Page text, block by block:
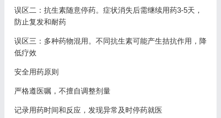
误区二：抗生素随意停药。症状消失后需继续用药3-5天，
防止复发和耐药
误区三：多种药物混用。不同抗生素可能产生拮抗作用，降
低疗效
安全用药原则
严格遵医嘱，不擅自调整剂量
记录用药时间和反应，发现异常及时停药就医